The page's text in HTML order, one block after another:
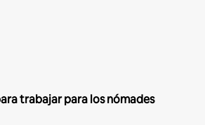
trabajar para los nómades